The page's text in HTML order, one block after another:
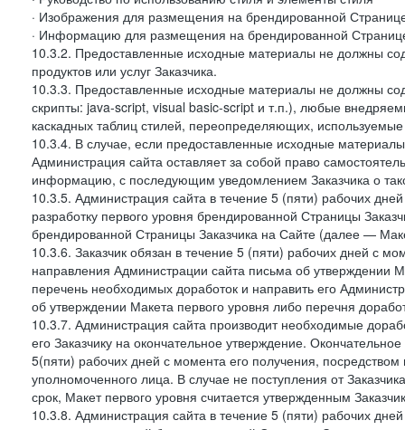
· Изображения для размещения на брендированной
· Информацию для размещения на брендированной
10.3.2. Предоставленные исходные материалы не должны
продуктов или услуг Заказчика.
10.3.3. Предоставленные исходные материалы не должны
скрипты: java-script, visual basic-script и т.п.), любые
каскадных таблиц стилей, переопределяющих,
10.3.4. В случае, если предоставленные исходные
Администрация сайта оставляет за собой право
информацию, с последующим уведомлением Заказчика о
10.3.5. Администрация сайта в течение 5 (пяти) рабочих
разработку первого уровня брендированной Страницы
брендированной Страницы Заказчика на Сайте (далее —
10.3.6. Заказчик обязан в течение 5 (пяти) рабочих дней с
направления Администрации сайта письма об утверждении
перечень необходимых доработок и направить его
об утверждении Макета первого уровня либо перечня
10.3.7. Администрация сайта производит необходимые
его Заказчику на окончательное утверждение.
5(пяти) рабочих дней с момента его получения,
уполномоченного лица. В случае не поступления от
срок, Макет первого уровня считается утвержденным
10.3.8. Администрация сайта в течение 5 (пяти) рабочих